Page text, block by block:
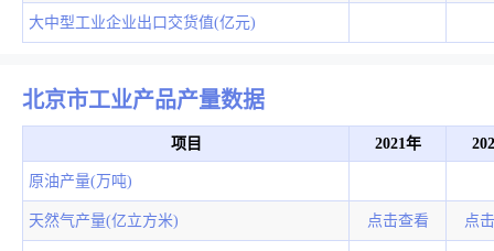
大中型工业企业出口交货值(亿元)
北京市工业产品产量数据
项目 2021年
原油产量(万吨)
天然气产量(亿立方米) 点击查看 点